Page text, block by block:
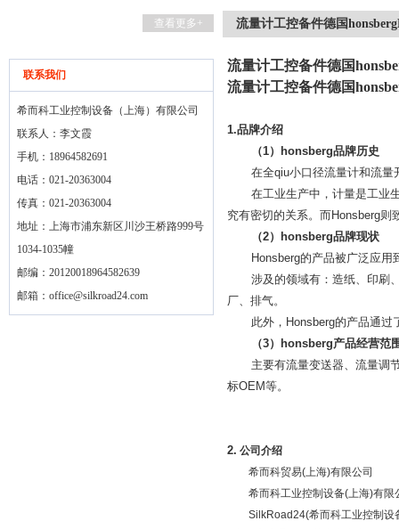
查看更多+
联系我们
希而科工业控制设备（上海）有限公司
联系人：李文霞
手机：18964582691
电话：021-20363004
传真：021-20363004
地址：上海市浦东新区川沙王桥路999号
1034-1035幢
邮编：20120018964582639
邮箱： office@silkroad24.com
流量计工控备件德国
流量计工控备件德国
流量计工控备件德国
1.品牌介绍
（1） honsberg品牌历史
在全qiu小口径流量计和流量
在工业生产中，计量是工业
究有密切的关系。而Honsberg则
（2） honsberg品牌现状
Honsberg的产品被广泛应用
涉及的领域有：造纸、印刷
厂、排气。
此外， Honsberg的产品通过
（3） honsberg产品经营范
主要有流量变送器、流量调
标OEM等。
2. 公司介绍
希而科贸易(上海)有限公司
希而科工业控制设备(上海)有限
SilkRoad24(希而科工业控制设